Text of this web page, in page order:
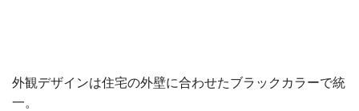
外観デザインは住宅の外壁に合わせたブラックカラーで統
一。